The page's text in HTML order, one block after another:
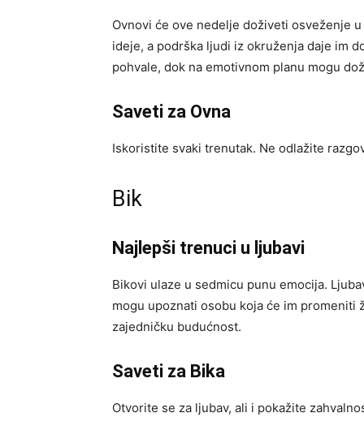
Ovnovi će ove nedelje doživeti osveženje
ideje, a podrška ljudi iz okruženja daje im
pohvale, dok na emotivnom planu mogu
Saveti za Ovna
Iskoristite svaki trenutak. Ne odlažite
Bik
Najlepši trenuci u ljubavi
Bikovi ulaze u sedmicu punu emocija.
mogu upoznati osobu koja će im promeniti
zajedničku budućnost.
Saveti za Bika
Otvorite se za ljubav, ali i pokažite